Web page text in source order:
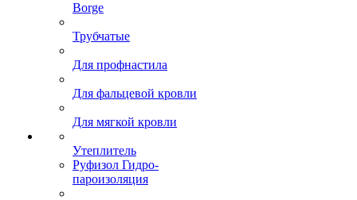
Borge
Трубчатые
Для профнастила
Для фальцевой кровли
Для мягкой кровли
Утеплитель
Руфизол Гидро-
пароизоляция